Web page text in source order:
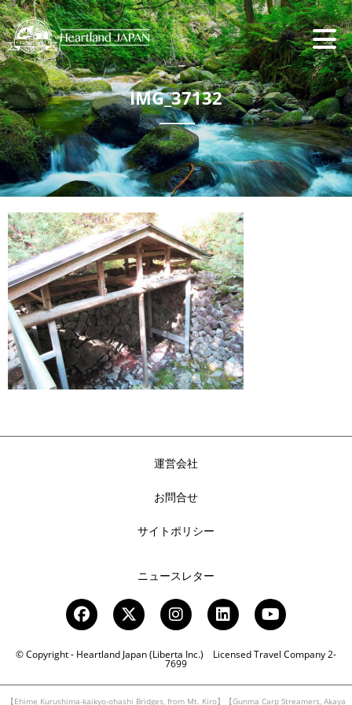
IMG_37132
© Copyright - Heartland Japan (Liberta Inc.) Licensed Travel Company 2-
7699
運営会社
お問合せ
サイトポリシー
ニュースレター
【Ehime Kurushima-kaikyo-ohashi Bridges, from Mt. Kiro】【Gunma Carp Streamers, Akaya